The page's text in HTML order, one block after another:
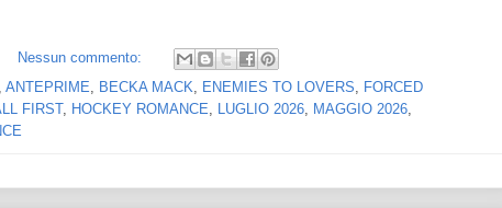
Nessun commento:
ANTEPRIME BECKA MACK ENEMIES TO LOVERS
FORCED
FIRST, HOCKEY ROMANCE LUGLIO 2026 MAGGIO 2026